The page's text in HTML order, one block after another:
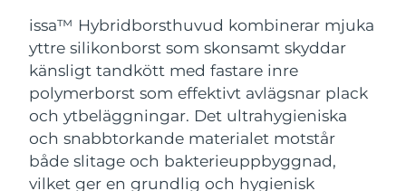
issa™ Hybridborsthuvud kombinerar mjuka
yttre silikonborst som skonsamt skyddar
känsligt tandkött med fastare inre
polymerborst som effektivt avlägsnar plack
och ytbeläggningar. Det ultrahygieniska
och snabbtorkande materialet motstår
både slitage och bakterieuppbyggnad,
vilket ger en grundlig och hygienisk